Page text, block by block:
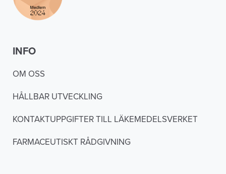
INFO
OM OSS
HÅLLBAR UTVECKLING
KONTAKTUPPGIFTER TILL LÄKEMEDELSVERKET
FARMACEUTISKT RÅDGIVNING